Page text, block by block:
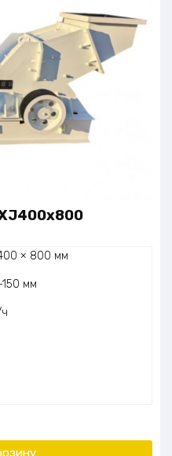
× 800 мм
мм